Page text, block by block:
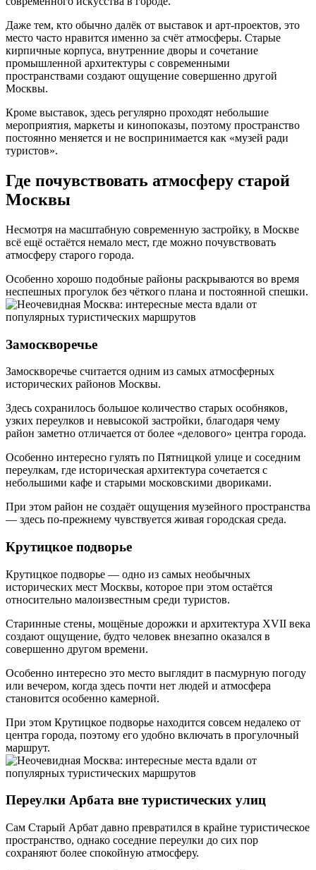
Даже тем, кто обычно далёк от выставок и арт-проектов, это
место часто нравится именно за счёт атмосферы. Старые
кирпичные корпуса, внутренние дворы и сочетание
промышленной архитектуры с современными
пространствами создают ощущение совершенно другой
Москвы.
Кроме выставок, здесь регулярно проходят небольшие
мероприятия, маркеты и кинопоказы, поэтому пространство
постоянно меняется и не воспринимается как «музей ради
туристов».
Где почувствовать атмосферу старой
Москвы
Несмотря на масштабную современную застройку, в Москве
всё ещё остаётся немало мест, где можно почувствовать
атмосферу старого города.
Особенно хорошо подобные районы раскрываются во время
неспешных прогулок без чёткого плана и постоянной спешки.
Замоскворечье
Замоскворечье считается одним из самых атмосферных
исторических районов Москвы.
Здесь сохранилось большое количество старых особняков,
узких переулков и невысокой застройки, благодаря чему
район заметно отличается от более «делового» центра города.
Особенно интересно гулять по Пятницкой улице и соседним
переулкам, где историческая архитектура сочетается с
небольшими кафе и старыми московскими двориками.
При этом район не создаёт ощущения музейного пространства
— здесь по-прежнему чувствуется живая городская среда.
Крутицкое подворье
Крутицкое подворье — одно из самых необычных
исторических мест Москвы, которое при этом остаётся
относительно малоизвестным среди туристов.
Старинные стены, мощёные дорожки и архитектура XVII века
создают ощущение, будто человек внезапно оказался в
совершенно другом времени.
Особенно интересно это место выглядит в пасмурную погоду
или вечером, когда здесь почти нет людей и атмосфера
становится особенно камерной.
При этом Крутицкое подворье находится совсем недалеко от
центра города, поэтому его удобно включать в прогулочный
маршрут.
Переулки Арбата вне туристических улиц
Сам Старый Арбат давно превратился в крайне туристическое
пространство, однако соседние переулки до сих пор
сохраняют более спокойную атмосферу.